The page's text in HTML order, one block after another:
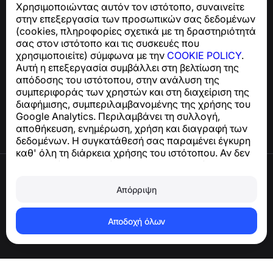
Χρησιμοποιώντας αυτόν τον ιστότοπο, συναινείτε
στην επεξεργασία των προσωπικών σας δεδομένων
(cookies, πληροφορίες σχετικά με τη δραστηριότητά
σας στον ιστότοπο και τις συσκευές που
χρησιμοποιείτε) σύμφωνα με την COOKIE POLICY.
Αυτή η επεξεργασία συμβάλλει στη βελτίωση της
απόδοσης του ιστότοπου, στην ανάλυση της
συμπεριφοράς των χρηστών και στη διαχείριση της
διαφήμισης, συμπεριλαμβανομένης της χρήσης του
Google Analytics. Περιλαμβάνει τη συλλογή,
αποθήκευση, ενημέρωση, χρήση και διαγραφή των
δεδομένων. Η συγκατάθεσή σας παραμένει έγκυρη
καθ' όλη τη διάρκεια χρήσης του ιστότοπου. Αν δεν
συμφωνείτε, σταματήστε να χρησιμοποιείτε τον
ρυθμίσεις του προγράμματος περιήγησής σας.
Απόρριψη
Αποδοχή όλων
Για ερωτήσεις σχετικά με τη συμμόρφωση με το GDPR:
support@numbuster.com
Κέντρο βοήθειας
Ειδήσεις και Άρθρα
Σχετικά με το έργο
Επαφές
Διαγραφή λογαριασμού και δεδομένων